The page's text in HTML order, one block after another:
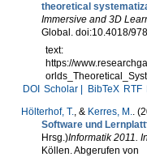
theoretical
Immersive and 3D
Global. doi:10.4018/
text:
https://
DOI Scholar | BibTeX RTF
Hölterhof, T., & Kerres, M..
Software und
Hrsg.)Informatik 2011.
Köllen. Abgerufen von